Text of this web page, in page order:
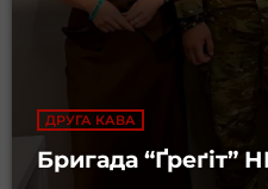
ДРУГА КАВА
Бригада “Ґреґіт”